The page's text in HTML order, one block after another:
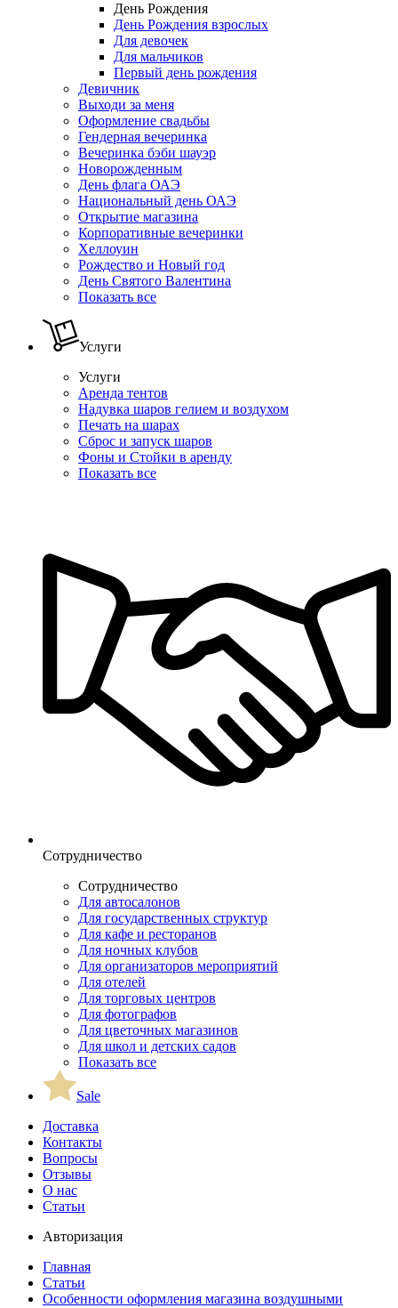
День Рождения
День Рождения взрослых
Для девочек
Для мальчиков
Первый день рождения
Девичник
Выходи за меня
Оформление свадьбы
Гендерная вечеринка
Вечеринка бэби шауэр
Новорожденным
День флага ОАЭ
Национальный день ОАЭ
Открытие магазина
Корпоративные вечеринки
Хеллоуин
Рождество и Новый год
День Святого Валентина
Показать все
Услуги
Услуги
Аренда тентов
Надувка шаров гелием и воздухом
Печать на шарах
Сброс и запуск шаров
Фоны и Стойки в аренду
Показать все
Сотрудничество
Сотрудничество
Для автосалонов
Для государственных структур
Для кафе и ресторанов
Для ночных клубов
Для организаторов мероприятий
Для отелей
Для торговых центров
Для фотографов
Для цветочных магазинов
Для школ и детских садов
Показать все
Sale
Доставка
Контакты
Вопросы
Отзывы
О нас
Статьи
Авторизация
Главная
Статьи
Особенности оформления магазина воздушными